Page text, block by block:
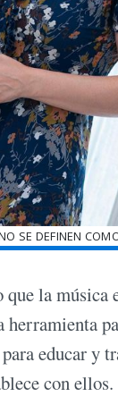
SE DEFINEN
la música
educar y
con